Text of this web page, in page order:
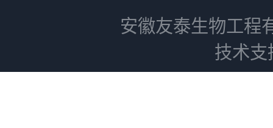
安徽友泰生物工程
技术